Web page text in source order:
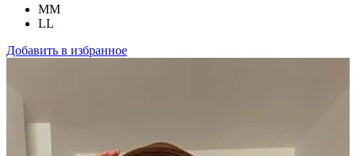
MM
LL
Добавить в избранное